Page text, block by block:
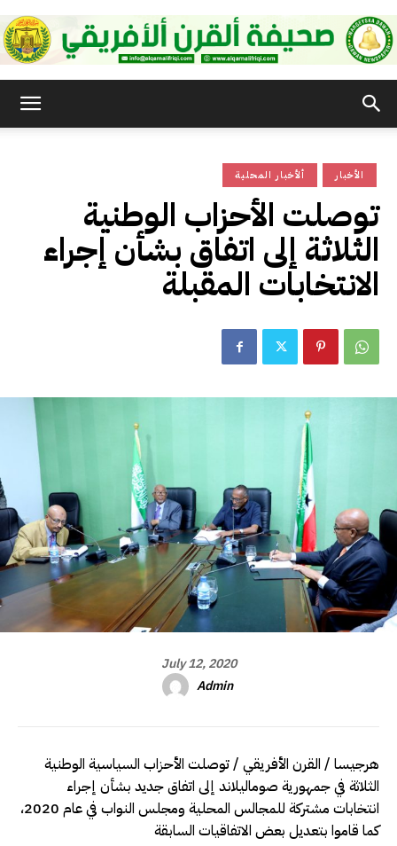
الأفريقي
ألأخبار المحلية الأخبار
توصلت الأحزاب الوطنية
الثلاثة إلى اتفاق بشأن إجراء
الانتخابات المقبلة
July 12, 2020
Admin
هرجيسا / القرن الأفريقي / توصلت الأحزاب السياسية الوطنية
الثلاثة في جمهورية صوماليلاند إلى اتفاق جديد بشأن إجراء
انتخابات مشتركة للمجالس المحلية ومجلس النواب في عام 2020،
كما قاموا بتعديل بعض الاتفاقيات السابقة